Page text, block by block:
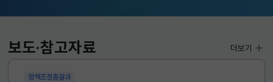
국고채(3년)
보도·참고자료
정책조정총괄과
더보기